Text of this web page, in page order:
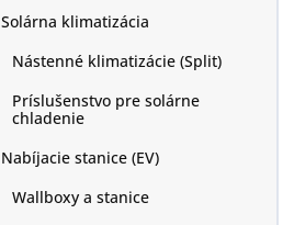
Solárna klimatizácia
Nástenné klimatizácie (Split)
Príslušenstvo pre solárne
chladenie
Nabíjacie stanice (EV)
Wallboxy a stanice